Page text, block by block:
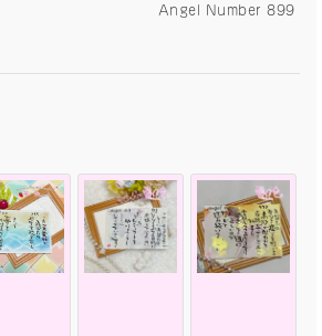
Angel Number 899